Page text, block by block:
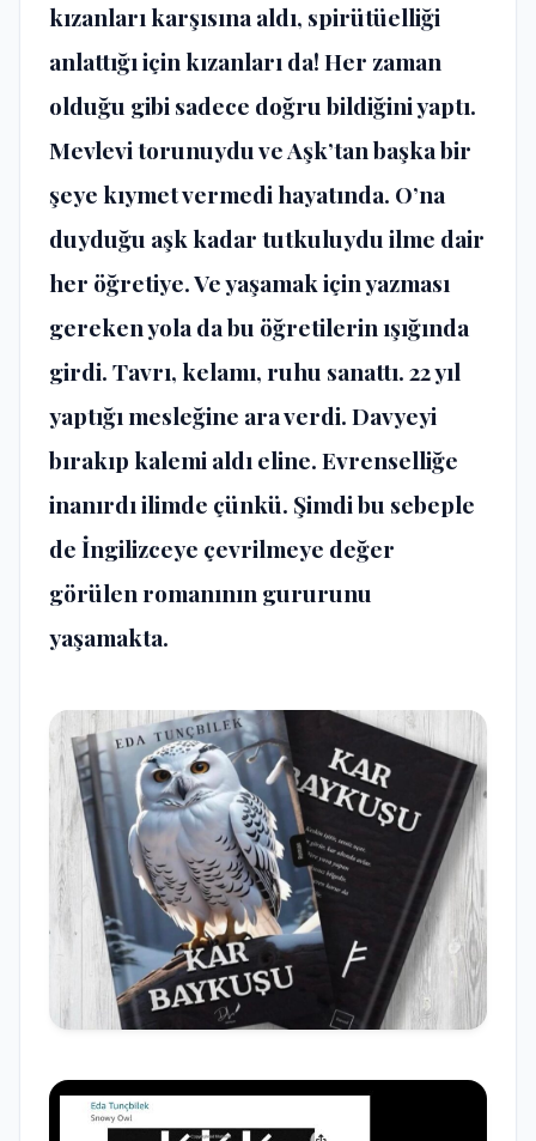
kızanları karşısına aldı, spirütüelliği
anlattığı için kızanları da! Her zaman
olduğu gibi sadece doğru bildiğini yaptı.
Mevlevi torunuydu ve Aşk’tan başka bir
şeye kıymet vermedi hayatında. O’na
duyduğu aşk kadar tutkuluydu ilme dair
her öğretiye. Ve yaşamak için yazması
gereken yola da bu öğretilerin ışığında
girdi. Tavrı, kelamı, ruhu sanattı. 22 yıl
yaptığı mesleğine ara verdi. Davyeyi
bırakıp kalemi aldı eline. Evrenselliğe
inanırdı ilimde çünkü. Şimdi bu sebeple
de İngilizceye çevrilmeye değer
görülen romanının gururunu
yaşamakta.